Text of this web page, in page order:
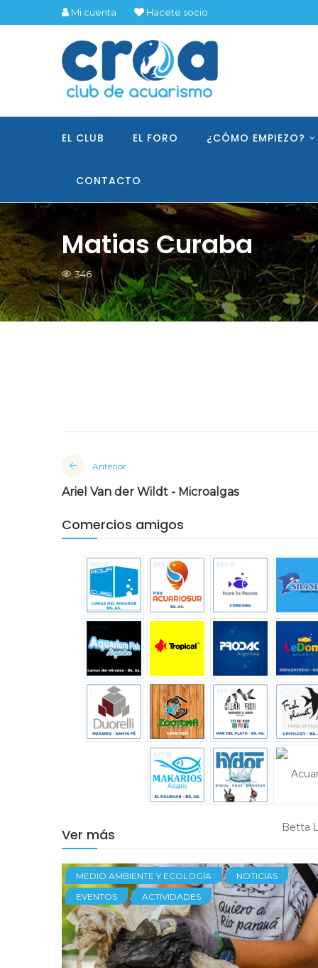
Mi cuenta Hacete socio
EL CLUB EL FORO ¿CÓMO EMPIEZO?
CONTACTO
Matias Curaba
346
Anterior
Ariel Van der Wildt - Microalgas
Comercios amigos
Ver más
MEDIO AMBIENTE Y ECOLOGÍA
NOTICIAS
EVENTOS
ACTIVIDADES